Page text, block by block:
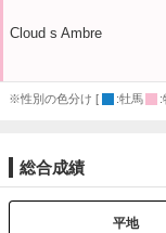
Cloud s Ambre
※性別の色分け [ :牡馬 :
総合成績
平地